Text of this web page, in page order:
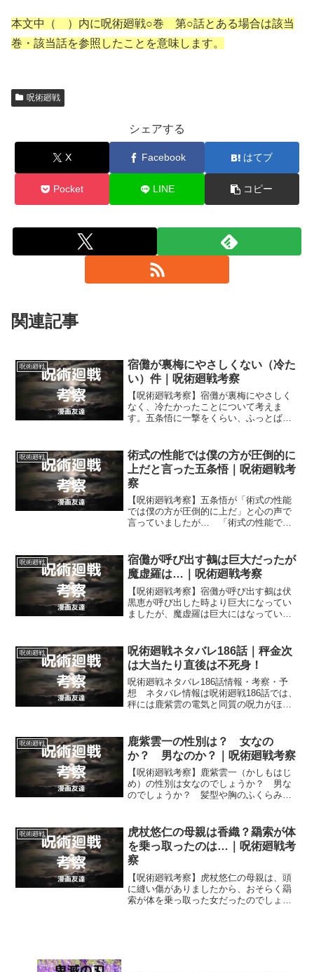
本文中（ ）内に呪術廻戦○巻 第○話とある場合は該当
巻・該当話を参照したことを意味します。
呪術廻戦
シェアする
X Facebook はてブ
Pocket LINE コピー
関連記事
呪術廻戦
宿儺が裏梅にやさしくない（冷た
い）件｜呪術廻戦考察
【呪術廻戦考察】宿儺が裏梅にやさしく
なく、冷たかったことについて考えま
す。五条悟に一撃をくらい、ふっとばさ
呪術廻戦
術式の性能では僕の方が圧倒的に
上だと言った五条悟｜呪術廻戦考
察
【呪術廻戦考察】五条悟が「術式の性能
では僕の方が圧倒的に上だ」と心の声で
言っていましたが… 「術式の性能では
のでしょうか？
呪術廻戦
宿儺が呼び出す鵺は巨大だったが
魔虚羅は…｜呪術廻戦考察
【呪術廻戦考察】宿儺が呼び出す鵺は伏
黒恵が呼び出した時より巨大になってい
ましたが、魔虚羅は巨大にはなっていま
ぜなのでしょうか？
呪術廻戦
呪術廻戦ネタバレ186話｜秤金次
は大当たり直後は不死身！
呪術廻戦ネタバレ186話情報・考察・予
想 ネタバレ情報は呪術廻戦186話では、
秤には鹿紫雲の電気と同質の呪力がほと
呪術廻戦
鹿紫雲一の性別は？ 女なの
か？ 男なのか？｜呪術廻戦考察
【呪術廻戦考察】鹿紫雲一（かしもはじ
め）の性別は女なのでしょうか？ 男な
のでしょうか？ 髪型や胸のふくらみを
あり得そうに思えますが、それともやは
り男なのでしょうか？
呪術廻戦
虎杖悠仁の母親は香織？羂索が体
を乗っ取ったのは…｜呪術廻戦考
察
【呪術廻戦考察】虎杖悠仁の母親は、頭
に縫い傷がありましたから、おそらく羂
索が体を乗っ取った女だったのでしょう